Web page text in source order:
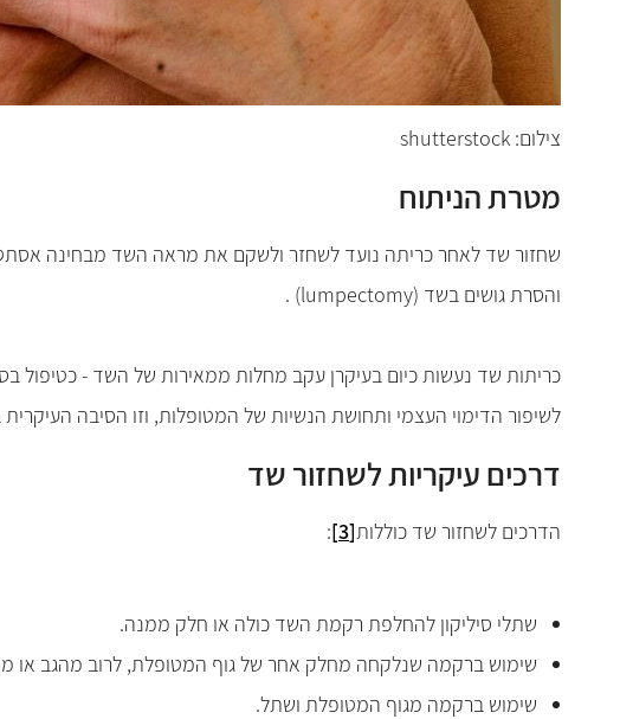
צילום: shutterstock
מטרת הניתוח
שחזור שד לאחר כריתה נועד לשחזר ולשקם את מראה השד מבחינה
והסרת גושים בשד (lumpectomy)
.
כריתות שד נעשות כיום בעיקרן עקב מחלות ממאירות של השד - כטיפול
לשיפור הדימוי העצמי ותחושת הנשיות של המטופלות, וזו הסיבה העיקרית
דרכים עיקריות לשחזור שד
הדרכים לשחזור שד כוללות[3]
:
שתלי סיליקון להחלפת רקמת השד כולה או חלק ממנה.
שימוש ברקמה שנלקחה מחלק אחר של גוף המטופלת, לרוב מהגב או
שימוש ברקמה מגוף המטופלת ושתל.